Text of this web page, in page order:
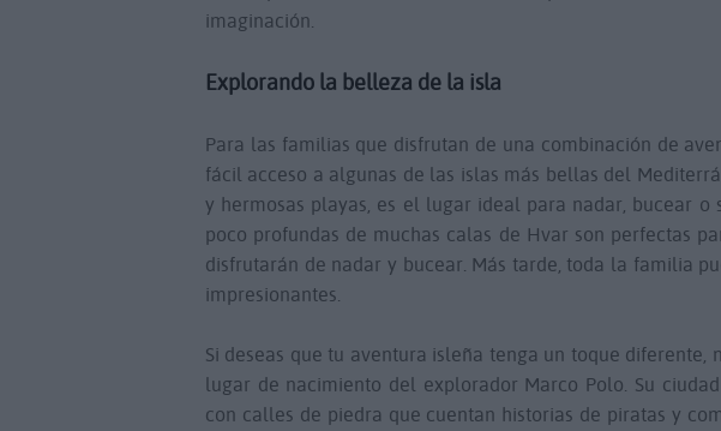
imaginación.
Explorando la belleza de la isla
Para las familias que disfrutan de una combinación de
fácil acceso a algunas de las islas más bellas del
y hermosas playas, es el lugar ideal para nadar, bucear o
poco profundas de muchas calas de Hvar son perfectas
disfrutarán de nadar y bucear. Más tarde, toda la familia
impresionantes.
Si deseas que tu aventura isleña tenga un toque diferente,
lugar de nacimiento del explorador Marco Polo. Su
con calles de piedra que cuentan historias de piratas y